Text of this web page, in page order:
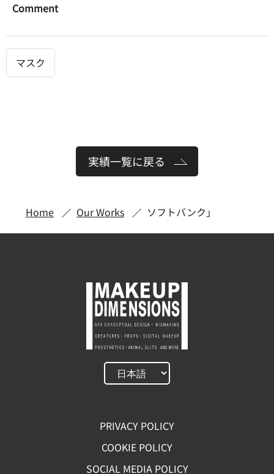
Comment
マスク
実績一覧に戻る
Home Our Works ソフトバンク」
PRIVACY POLICY
COOKIE POLICY
SOCIAL MEDIA POLICY